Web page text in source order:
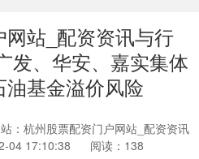
站_配资资讯与行
发、华安、嘉实集体
基金溢价风险
：杭州股票配资门户网站_配资资讯
04 17:10:38 阅读：138